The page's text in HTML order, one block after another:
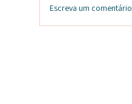
Escreva um comentário